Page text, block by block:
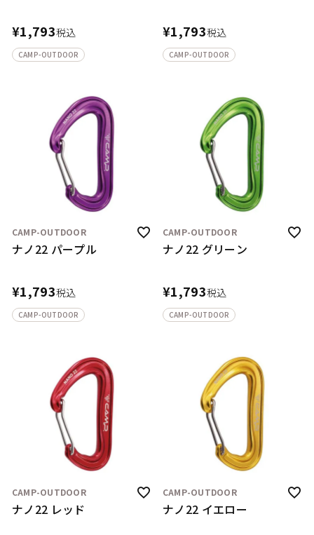
¥1,793税込
CAMP-OUTDOOR
¥1,793税込
CAMP-OUTDOOR
CAMP-OUTDOOR
ナノ22 パープル
¥1,793税込
CAMP-OUTDOOR
CAMP-OUTDOOR
ナノ22 グリーン
¥1,793税込
CAMP-OUTDOOR
CAMP-OUTDOOR
ナノ22 レッド
CAMP-OUTDOOR
ナノ22 イエロー